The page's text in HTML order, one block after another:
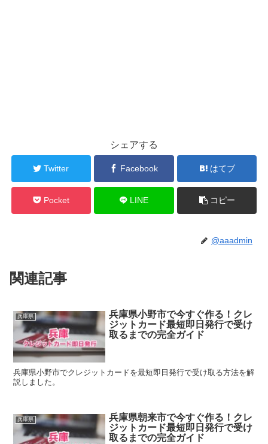
シェアする
Twitter Facebook はてブ
Pocket LINE コピー
@aaadmin
関連記事
兵庫県
兵庫県小野市で今すぐ作る！クレ
ジットカード最短即日発行で受け
取るまでの完全ガイド
兵庫県小野市でクレジットカードを最短即日発行で受け取る方法を解
説しました。
兵庫県
兵庫県朝来市で今すぐ作る！クレ
ジットカード最短即日発行で受け
取るまでの完全ガイド